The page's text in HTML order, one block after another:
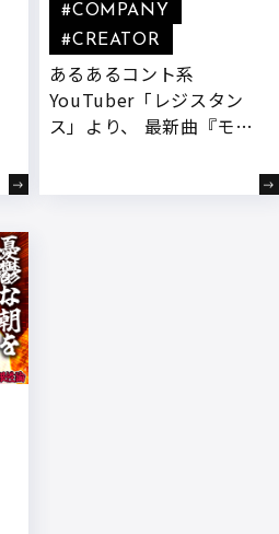
あるあるコント系
YouTuber「レジスタン
ス」より、 最新曲『モラ
#COMPANY
#CREATOR